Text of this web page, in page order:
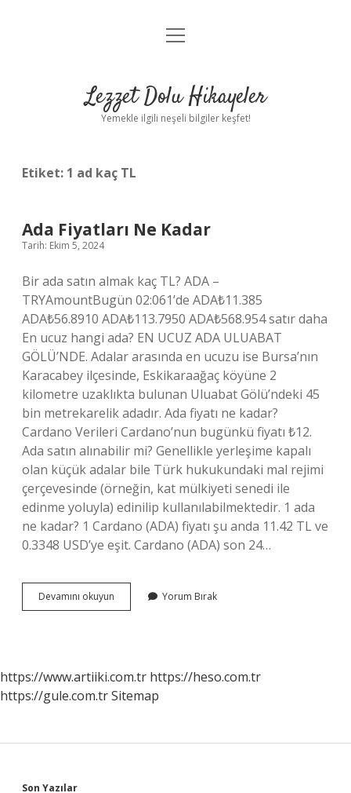
Anasayfa
Yasal Uyarı
menüyü
Lezzet Dolu Hikayeler
Yemekle ilgili neşeli bilgiler keşfet!
Etiket: 1 ad kaç TL
Ada Fiyatları Ne Kadar
Tarih: Ekim 5, 2024
Bir ada satın almak kaç TL? ADA –
TRYAmountBugün 02:061’de ADA₺11.385
ADA₺56.8910 ADA₺113.7950 ADA₺568.954 satır daha
En ucuz hangi ada? EN UCUZ ADA ULUABAT
GÖLÜ’NDE. Adalar arasında en ucuzu ise Bursa’nın
Karacabey ilçesinde, Eskikaraağaç köyüne 2
kilometre uzaklıkta bulunan Uluabat Gölü’ndeki 45
bin metrekarelik adadır. Ada fiyatı ne kadar?
Cardano Verileri Cardano’nun bugünkü fiyatı ₺12.
Ada satın alınabilir mi? Genellikle yerleşime kapalı
olan küçük adalar bile Türk hukukundaki mal rejimi
çerçevesinde (örneğin, kat mülkiyeti senedi ile
edinme yoluyla) edinilip kullanılabilmektedir. 1 ada
ne kadar? 1 Cardano (ADA) fiyatı şu anda 11.42 TL ve
0.3348 USD’ye eşit. Cardano (ADA) son 24…
Devamını okuyun
Fiyatları
Yorum Bırak
https://www.artiiki.com.tr https://heso.com.tr
https://gule.com.trSitemap
Son Yazılar